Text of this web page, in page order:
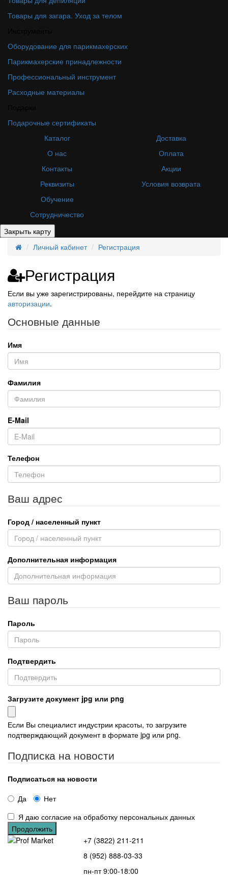
Товары для загара. Уход за телом
Оборудование для парикмахерских
Парикмахерские принадлежности
Профессиональный инструмент
Расходные материалы
Подарочные сертификаты
Каталог
О нас
Контакты
Реквизиты
Обучение
Сотрудничество
Доставка
Оплата
Акции
Условия возврата
Личный кабинет Регистрация
Регистрация
Если вы уже зарегистрированы, перейдите на страницу
авторизации.
Основные данные
Имя
Фамилия
E-Mail
Телефон
Ваш адрес
Город / населенный пункт
Дополнительная информация
Ваш пароль
Пароль
Подтвердить
Загрузите документ jpg или png
Если Вы специалист индустрии красоты, то загрузите
подтверждающий документ в формате jpg или png.
Подписка на новости
Подписаться на новости
Да
Нет
Я даю согласие на обработку персональных данных
+7 (3822) 211-211
8 (952) 888-03-33
пн-пт 9:00-18:00